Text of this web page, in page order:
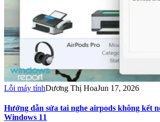
Lỗi máy tínhDương Thị HoaJun 17, 2026
Hướng dẫn sửa tai nghe airpods không kết
Windows 11